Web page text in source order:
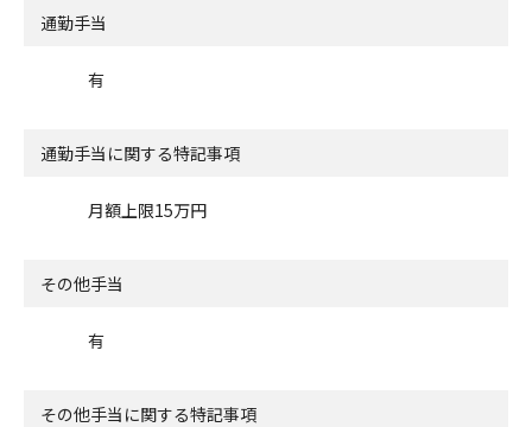
通勤手当
有
通勤手当に関する特記事項
月額上限15万円
その他手当
有
その他手当に関する特記事項